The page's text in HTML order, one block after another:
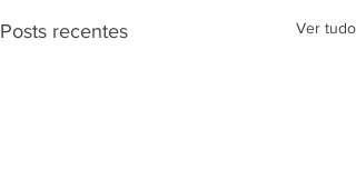
Posts recentes Ver tudo